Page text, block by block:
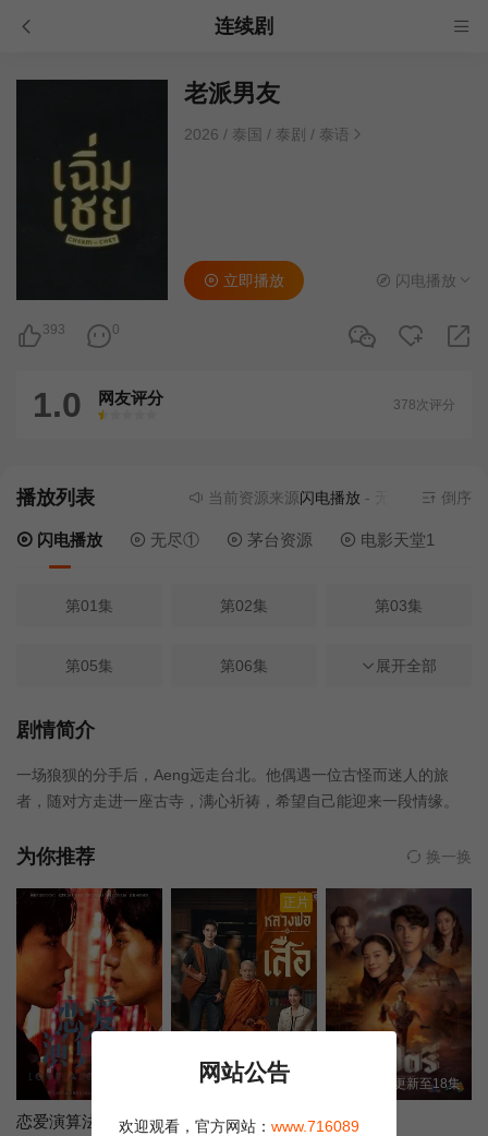
连续剧
老派男友
2026 / 泰国 / 泰剧 / 泰语
393 0
立即播放 闪电播放
1.0 网友评分
很差
较差还行推荐力荐
378次评分
播放列表 当前资源来源闪电播放- 无需安装任何插件
倒序
闪电播放 无尽① 茅台资源 电影天堂1
第01集 第02集 第03集
第05集 第06集 第07集
第08集
第04集
展开全部
剧情简介
一场狼狈的分手后，Aeng远走台北。他偶遇一位古怪而迷人的旅
者，随对方走进一座古寺，满心祈祷，希望自己能迎来一段情缘。
为你推荐 换一换
恋爱演算法
正片
更新至3集
龙婆虎
更新至18集
替名情臻
网站公告
欢迎观看，官方网站： www.716089